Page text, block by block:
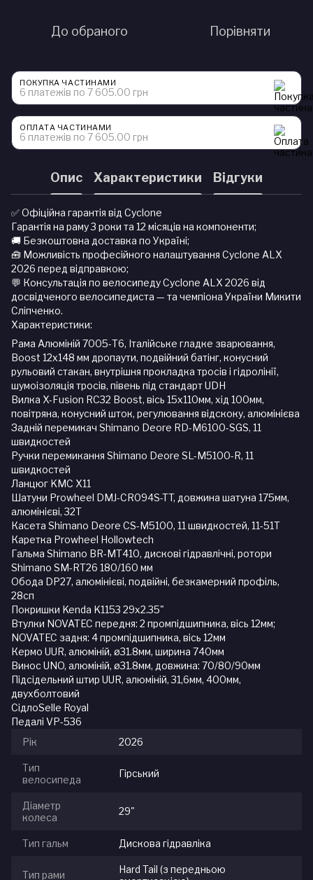
До обраного Порівняти
ПОКУПКА ЧАСТИНАМИ
6 платежів по 7 605.00 грн
ОПЛАТА ЧАСТИНАМИ
6 платежів по 7 605.00 грн
Опис Характеристики Відгуки
✅ Офіційна гарантія від Cyclone
Гарантія на раму 3 роки та 12 місяців на компоненти;
🚚 Безкоштовна доставка по Україні;
🧰 Можливість професійного налаштування Cyclone ALX
2026 перед відправкою;
💬 Консультація по велосипеду Cyclone ALX 2026 від
досвідченого велосипедиста — та чемпіона України Микити
Сліпченко.
Характеристики:
Рама Алюміній 7005-Т6, Італійське гладке зварювання,
Boost 12x148 мм дропаути, подвійний батінг, конусний
рульовий стакан, внутрішня прокладка тросів і гідролінії,
шумоізоляція тросів, півень під стандарт UDH
Вилка X-Fusion RC32 Boost, вісь 15х110мм, хід 100мм,
повітряна, конусний шток, регулювання відскоку, алюмінієва
Задній перемикач Shimano Deore RD-M6100-SGS, 11
швидкостей
Ручки перемикання Shimano Deore SL-M5100-R, 11
швидкостей
Ланцюг KMC X11
Шатуни Prowheel DMJ-CR094S-TT, довжина шатуна 175мм,
алюмінієві, 32T
Касета Shimano Deore CS-M5100, 11 швидкостей, 11-51T
Каретка Prowheel Hollowtech
Гальма Shimano BR-MT410, дискові гідравлічні, ротори
Shimano SM-RT26 180/160 мм
Обода DP27, алюмінієві, подвійні, безкамерний профіль,
28сп
Покришки Kenda K1153 29x2.35"
Втулки NOVATEC передня: 2 промпідшипника, вісь 12мм;
NOVATEC задня: 4 промпідшипника, вісь 12мм
Кермо UUR, алюміній, ø31.8мм, ширина 740мм
Винос UNO, алюміній, ø31.8мм, довжина: 70/80/90мм
Підсідельний штир UUR, алюміній, 31,6мм, 400мм,
двухболтовий
СідлоSelle Royal
Педалі VP-536
Рік
2026
Тип
велосипеда
Гірський
Діаметр
колеса
29"
Тип гальм Дискова гідравліка
Тип рами
Hard Tail (з передньою